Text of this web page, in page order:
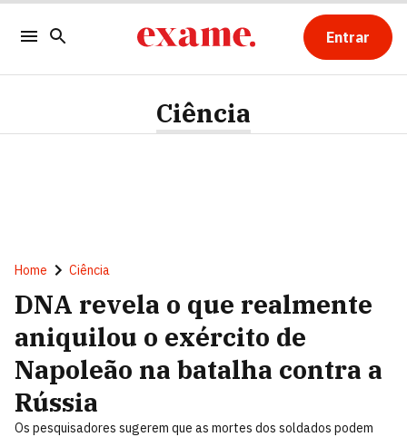
Entrar
Ciência
Home Ciência
DNA revela o que realmente
aniquilou o exército de
Napoleão na batalha contra a
Rússia
Os pesquisadores sugerem que as mortes dos soldados podem